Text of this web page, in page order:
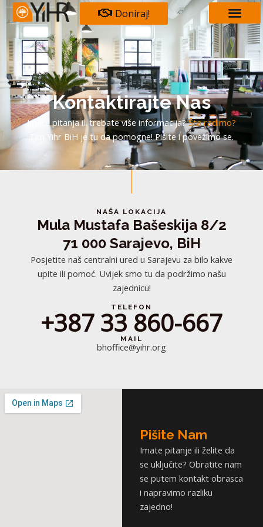
Skip
to
content
Doniraj!
Kontaktirajte Nas
Imate pitanja ili trebate više informacija?Šta radimo?
Tim Yihr BiH je tu da pomogne! Pišite i povežimo se.
NAŠA LOKACIJA
Mula Mustafa Bašeskija 8/2
71 000 Sarajevo, BiH
Posjetite naš centralni ured u Sarajevu za bilo kakve
upite ili pomoć. Uvijek smo tu da podržimo našu
zajednicu!
TELEFON
+387 33 860-667
MAIL
bhoffice@yihr.org
Pišite Nam
Imate pitanje ili želite da
se uključite? Obratite nam
se putem kontakt obrasca
i napravimo razliku
zajedno!